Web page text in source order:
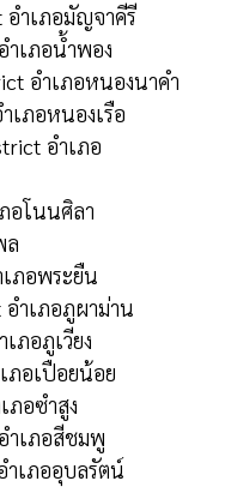
ำเภอมัญจาคีรี
เภอน้ำพอง
อำเภอหนองนาคำ
เภอหนองเรือ
อำเภอ
อโนนศิลา
ล
ภอพระยืน
ำเภอภูผาม่าน
ภอภูเวียง
ภอเปือยน้อย
ภอซำสูง
ำเภอสีชมพู
เภออุบลรัตน์